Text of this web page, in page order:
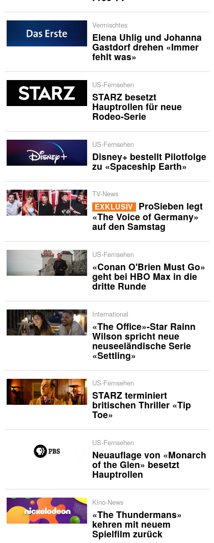
Vermischtes
Elena Uhlig und Johanna
Gastdorf drehen «Immer
fehlt was»
US-Fernsehen
STARZ besetzt
Hauptrollen für neue
Rodeo-Serie
US-Fernsehen
Disney+ bestellt Pilotfolge
zu «Spaceship Earth»
TV-News
EXKLUSIV ProSieben legt
«The Voice of Germany»
auf den Samstag
US-Fernsehen
«Conan O'Brien Must Go»
geht bei HBO Max in die
dritte Runde
International
«The Office»-Star Rainn
Wilson spricht neue
neuseeländische Serie
«Settling»
US-Fernsehen
STARZ terminiert
britischen Thriller «Tip
Toe»
US-Fernsehen
Neuauflage von «Monarch
of the Glen» besetzt
Hauptrollen
Kino-News
«The Thundermans»
kehren mit neuem
Spielfilm zurück